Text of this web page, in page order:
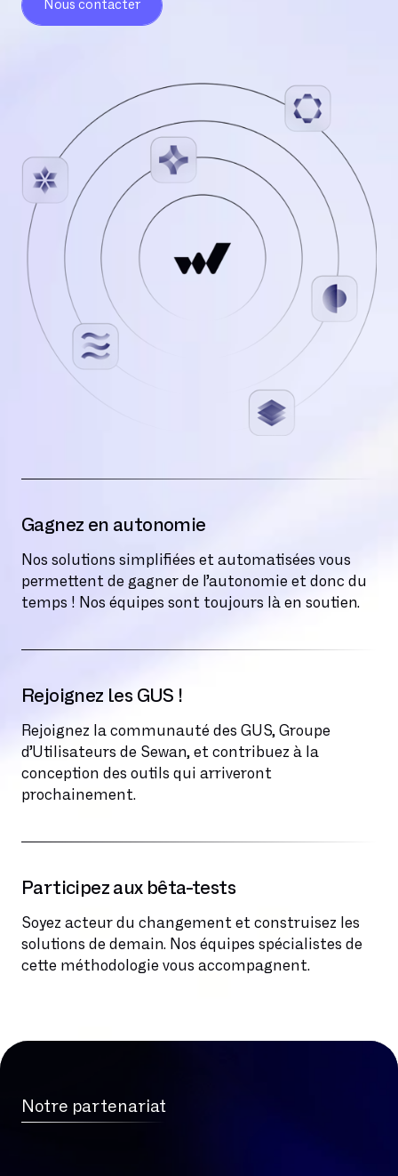
Nous contacter
Gagnez en autonomie
Nos solutions simplifiées et automatisées vous
permettent de gagner de l’autonomie et donc du
temps ! Nos équipes sont toujours là en soutien.
Rejoignez les GUS !
Rejoignez la communauté des GUS, Groupe
d’Utilisateurs de Sewan, et contribuez à la
conception des outils qui arriveront
prochainement.
Participez aux bêta-tests
Soyez acteur du changement et construisez les
solutions de demain. Nos équipes spécialistes de
cette méthodologie vous accompagnent.
Notre partenariat